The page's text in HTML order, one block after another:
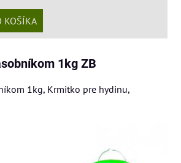
1kg ZB
1kg, Krmitko pre hydinu,